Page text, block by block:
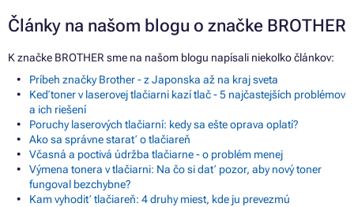
Články na našom blogu o značke BROTHER
K značke BROTHER sme na našom blogu napísali niekoľko článkov:
Príbeh značky Brother - z Japonska až na kraj sveta
Keď toner v laserovej tlačiarni kazí tlač - 5 najčastejších problémov
a ich riešení
Poruchy laserových tlačiarní: kedy sa ešte oprava oplatí?
Ako sa správne starať o tlačiareň
Včasná a poctivá údržba tlačiarne - o problém menej
Výmena tonera v tlačiarni: Na čo si dať pozor, aby nový toner
fungoval bezchybne?
Kam vyhodiť tlačiareň: 4 druhy miest, kde ju prevezmú